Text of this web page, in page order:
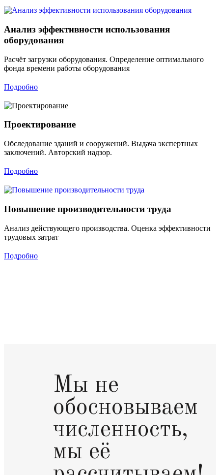
Анализ эффективности использования
оборудования
Расчёт загрузки оборудования. Определение оптимального
фонда времени работы оборудования
Подробно
Проектирование
Обследование зданий и сооружений. Выдача экспертных
заключений. Авторский надзор.
Подробно
Повышение производительности труда
Анализ действующего производства. Оценка эффективности
трудовых затрат
Подробно
Мы не
обосновываем
численность,
мы её